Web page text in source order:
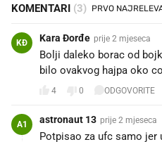
KOMENTARI (3)
KĐ Kara Đorđe prije 2 mjeseca
Bolji daleko borac od
bilo ovakvog hajpa oko
4 0 ODGOVORITE
A1 astronaut 13 prije 2 mjeseca
Potpisao za ufc samo jer